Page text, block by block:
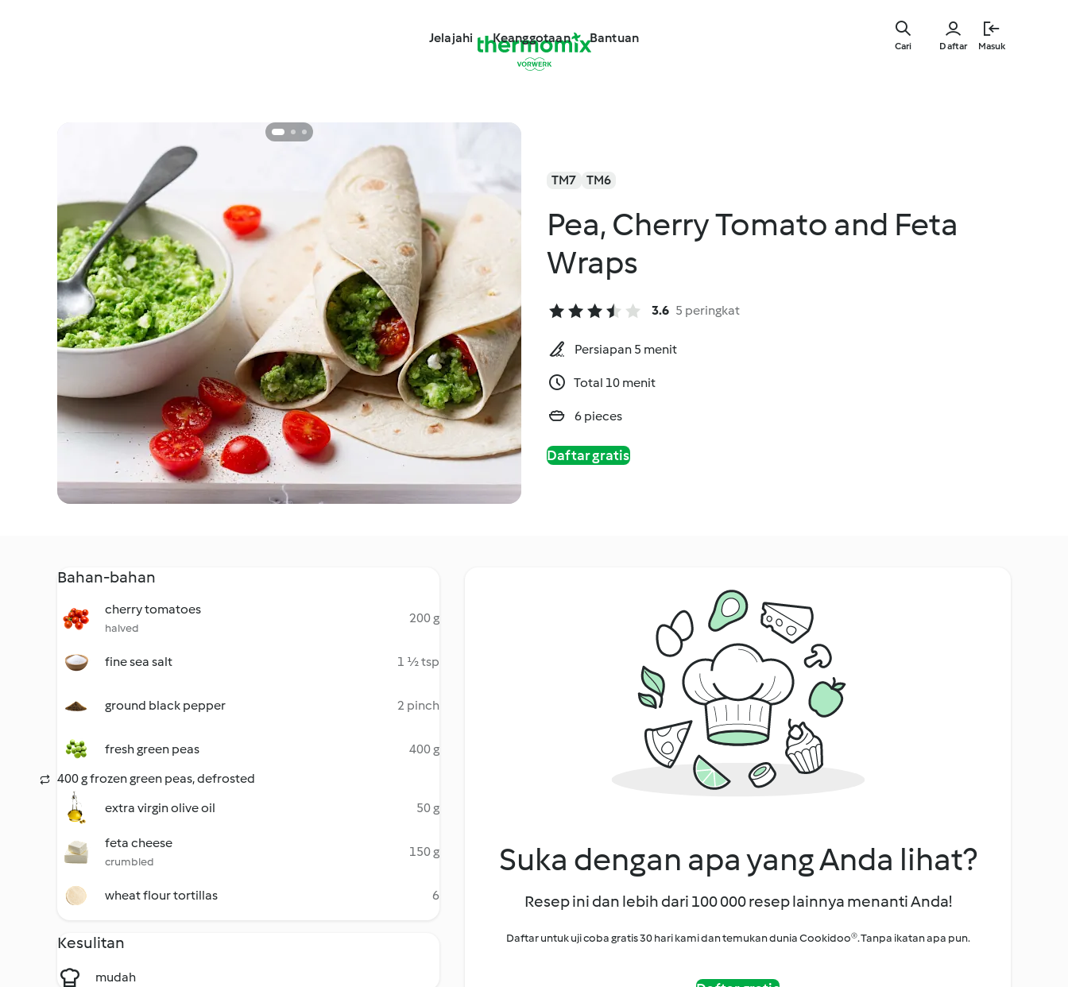
Jelajahi Keanggotaan Bantuan
Daftar Masuk
Cari
TM7 TM6
Pea, Cherry Tomato and Feta
Wraps
3.6 5 peringkat
Persiapan 5 menit
Total 10 menit
6 pieces
Daftar gratis
Bahan-bahan
cherry tomatoes
halved
200 g
fine sea salt 1 ½ tsp
ground black pepper 2 pinch
fresh green peas
400 g
400 g frozen green peas, defrosted
extra virgin olive oil
50 g
feta cheese
crumbled
150 g
wheat flour tortillas 6
Kesulitan
mudah
Suka dengan apa yang Anda lihat?
Resep ini dan lebih dari 100 000 resep lainnya menanti Anda!
Daftar untuk uji coba gratis 30 hari kami dan temukan dunia Cookidoo®. Tanpa ikatan apa pun.